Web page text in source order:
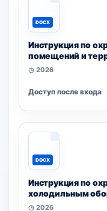
DOCX
Инструкция по
помещений и
◷ 2026
Доступ после входа
DOCX
Инструкция по
холодильным
◷ 2026